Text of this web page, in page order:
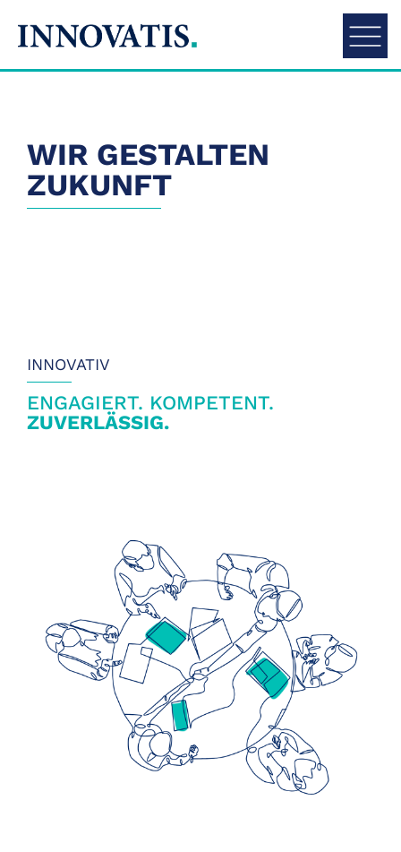
WIR GESTALTEN
ZUKUNFT
INNOVATIV
ENGAGIERT. KOMPETENT.
ZUVERLÄSSIG.